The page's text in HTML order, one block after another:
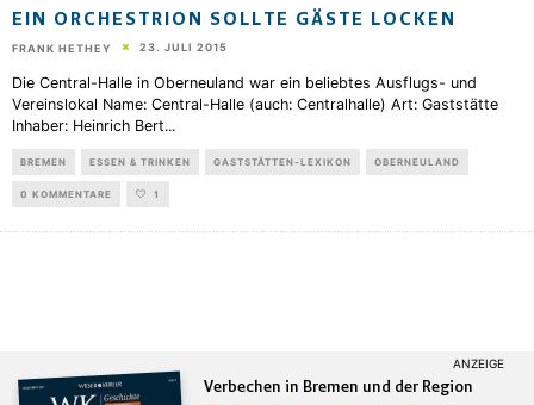
EIN ORCHESTRION SOLLTE GÄSTE LOCKEN
FRANK HETHEY 23. JULI 2015
Die Central-Halle in Oberneuland war ein beliebtes Ausflugs- und
Vereinslokal Name: Central-Halle (auch: Centralhalle) Art: Gaststätte
Inhaber: Heinrich Bert...
BREMEN ESSEN & TRINKEN GASTSTÄTTEN-LEXIKON OBERNEULAND
0 KOMMENTARE 1
Verbechen in Bremen und der Region